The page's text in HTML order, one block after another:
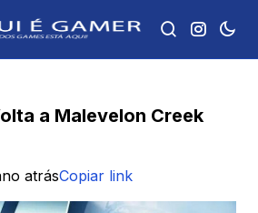
a Malevelon Creek
atrásCopiar link